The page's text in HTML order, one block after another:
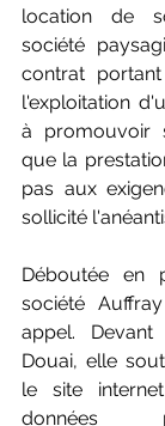
location de
société
contrat
l'exploitation
à promouvoir
que la
pas aux
sollicité
Déboutée en
société
appel.
Douai, elle
le site
données